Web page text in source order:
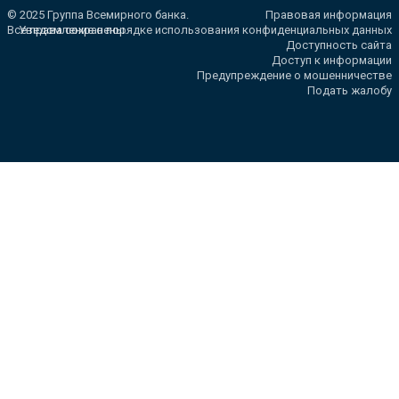
© 2025 Группа Всемирного банка.
Все права сохранены.
Правовая информация
Уведомление о порядке использования конфиденциальных данных
Доступность сайта
Доступ к информации
Предупреждение о мошенничестве
Подать жалобу